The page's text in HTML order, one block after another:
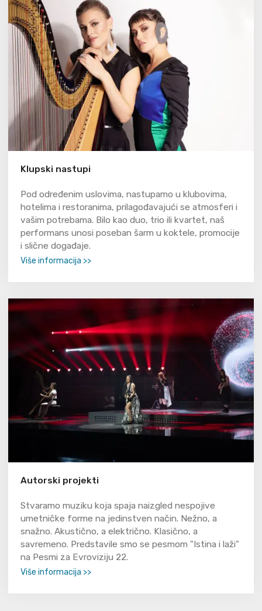
Klupski nastupi
Pod određenim uslovima, nastupamo u klubovima,
hotelima i restoranima, prilagođavajući se atmosferi i
vašim potrebama. Bilo kao duo, trio ili kvartet, naš
performans unosi poseban šarm u koktele, promocije
i slične događaje.
Više informacija >>
Autorski projekti
Stvaramo muziku koja spaja naizgled nespojive
umetničke forme na jedinstven način. Nežno, a
snažno. Akustično, a električno. Klasično, a
savremeno. Predstavile smo se pesmom "Istina i laži"
na Pesmi za Evroviziju 22.
Više informacija >>